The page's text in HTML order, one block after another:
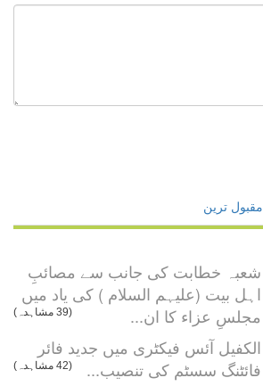
مقبول ترین
شعبہ خطابت کی جانب سے مصائبِ
اہل بیت (علیہم السلام ) کی یاد میں
مجلسِ عزاء کا ان...
(39 مشاہدہ)
الکفیل آئس فیکٹری میں جدید فائر
فائٹنگ سسٹم کی تنصیب...
(42 مشاہدہ)